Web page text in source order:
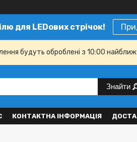
для LEDових стрічок!
будуть оброблені з 10:00
Знайти
КОНТАКТНА ІНФОРМАЦІЯ